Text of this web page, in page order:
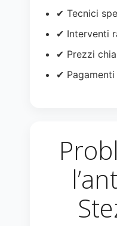
✔ Tecnici
✔ Interventi
✔ Prezzi
✔